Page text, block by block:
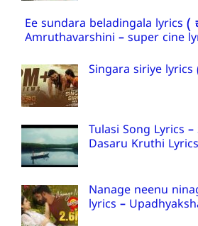
Ee sundara beladingala lyrics (
Amruthavarshini – super cine
Singara siriye
Tulasi Song Lyrics
Dasaru Kruthi Lyrics
Nanage neenu
lyrics –